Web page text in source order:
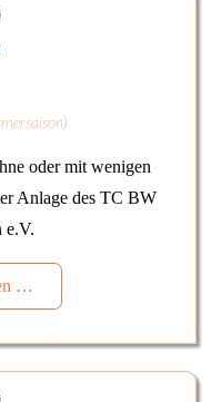
oder mit wenigen
Anlage des TC BW
e.V.
…